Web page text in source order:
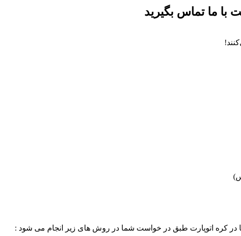
ما تماس بگیرید
در کره اتوپارت طبق در خواست شما در روش های زیر انجام می شود :